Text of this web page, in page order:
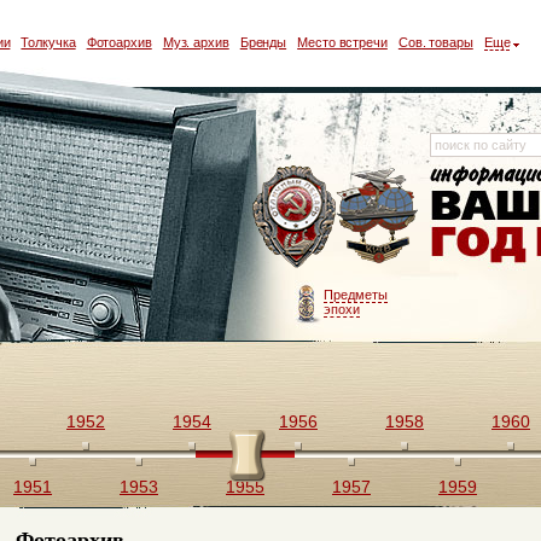
Толкучка Фотоархив Муз. архив Бренды Место встречи Сов. товары Еще
Предметы
эпохи
1951
1952
1953
1954
1955
1956
1957
1958
1959
1960